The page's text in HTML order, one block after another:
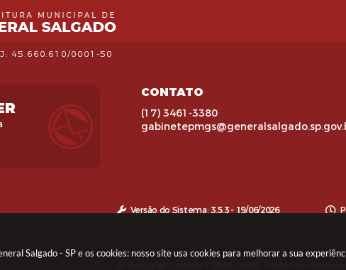
Salgado - SP e os cookies: nosso site usa cookies para melhorar a sua
45.660.610/0001-50
CONTATO
(17) 3461-3380
Versão do Sistema:3.5.3 - 19/06/2026